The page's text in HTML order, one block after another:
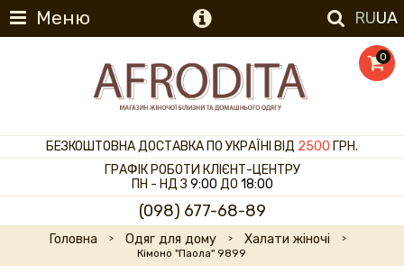
Меню RUUA
0
БЕЗКОШТОВНА ДОСТАВКА ПО УКРАЇНІ ВІД 2500 ГРН.
ГРАФІК РОБОТИ КЛІЄНТ-ЦЕНТРУ
ПН - НД З 9:00 ДО 18:00
(098) 677-68-89
Головна Одяг для дому Халати жіночі
Кімоно "Паола" 9899